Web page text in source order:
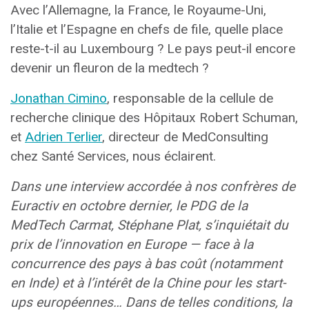
Avec l’Allemagne, la France, le Royaume-Uni,
l’Italie et l’Espagne en chefs de file, quelle place
reste-t-il au Luxembourg ? Le pays peut-il encore
devenir un fleuron de la medtech ?
Jonathan Cimino, responsable de la cellule de
recherche clinique des Hôpitaux Robert Schuman,
et Adrien Terlier, directeur de MedConsulting
chez Santé Services, nous éclairent.
Dans une interview accordée à nos confrères de
Euractiv en octobre dernier, le PDG de la
MedTech Carmat, Stéphane Plat, s’inquiétait du
prix de l’innovation en Europe — face à la
concurrence des pays à bas coût (notamment
en Inde) et à l’intérêt de la Chine pour les start-
ups européennes… Dans de telles conditions, la